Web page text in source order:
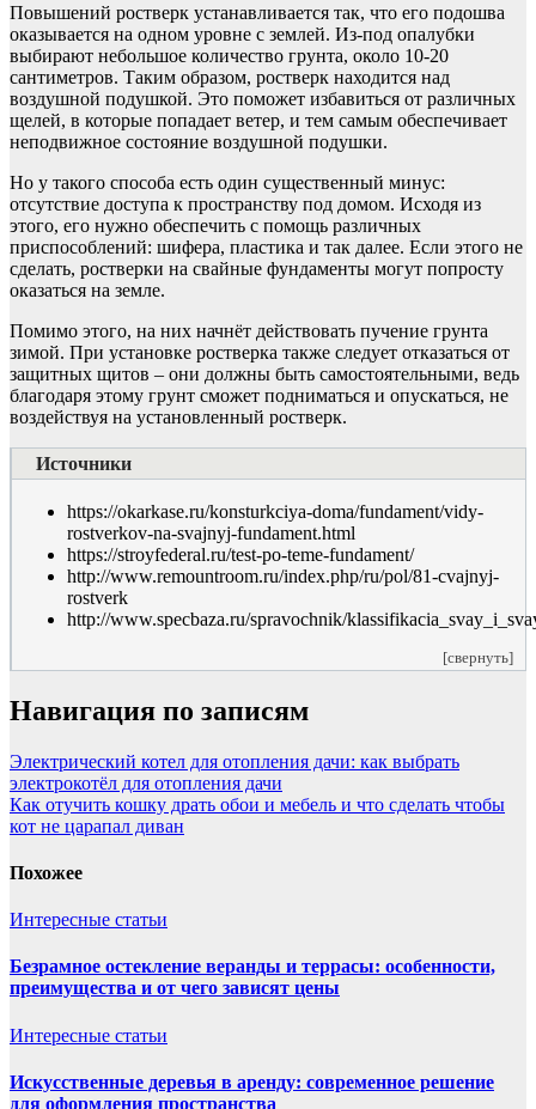
Повышений ростверк устанавливается так, что его подошва
оказывается на одном уровне с землей. Из-под опалубки
выбирают небольшое количество грунта, около 10-20
сантиметров. Таким образом, ростверк находится над
воздушной подушкой. Это поможет избавиться от различных
щелей, в которые попадает ветер, и тем самым обеспечивает
неподвижное состояние воздушной подушки.
Но у такого способа есть один существенный минус:
отсутствие доступа к пространству под домом. Исходя из
этого, его нужно обеспечить с помощь различных
приспособлений: шифера, пластика и так далее. Если этого не
сделать, ростверки на свайные фундаменты могут попросту
оказаться на земле.
Помимо этого, на них начнёт действовать пучение грунта
зимой. При установке ростверка также следует отказаться от
защитных щитов – они должны быть самостоятельными, ведь
благодаря этому грунт сможет подниматься и опускаться, не
воздействуя на установленный ростверк.
Источники
https://okarkase.ru/konsturkciya-doma/fundament/vidy-
rostverkov-na-svajnyj-fundament.html
https://stroyfederal.ru/test-po-teme-fundament/
http://www.remountroom.ru/index.php/ru/pol/81-cvajnyj-
rostverk
http://www.specbaza.ru/spravochnik/
[свернуть]
Навигация по записям
Электрический котел для отопления дачи: как выбрать
электрокотёл для отопления дачи
Как отучить кошку драть обои и мебель и что сделать чтобы
кот не царапал диван
Похожее
Интересные статьи
Безрамное остекление веранды и террасы: особенности,
преимущества и от чего зависят цены
Интересные статьи
Искусственные деревья в аренду: современное решение
для оформления пространства